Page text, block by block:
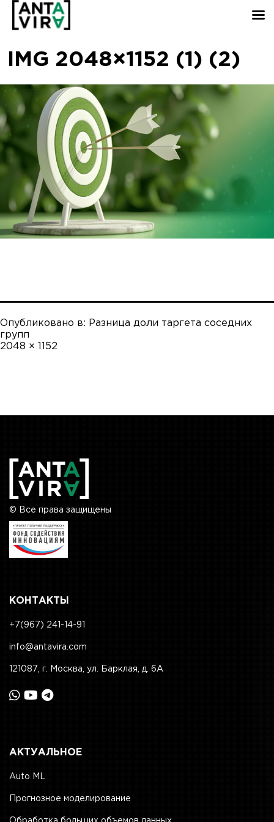
IMG 2048×1152 (1) (2)
Опубликовано в: Разница доли таргета соседних
групп
Полный
2048 × 1152
© Все права защищены
КОНТАКТЫ
+7(967) 241-14-91
info@antavira.com
121087, г. Москва, ул. Барклая, д. 6А
АКТУАЛЬНОЕ
Auto ML
Прогнозное моделирование